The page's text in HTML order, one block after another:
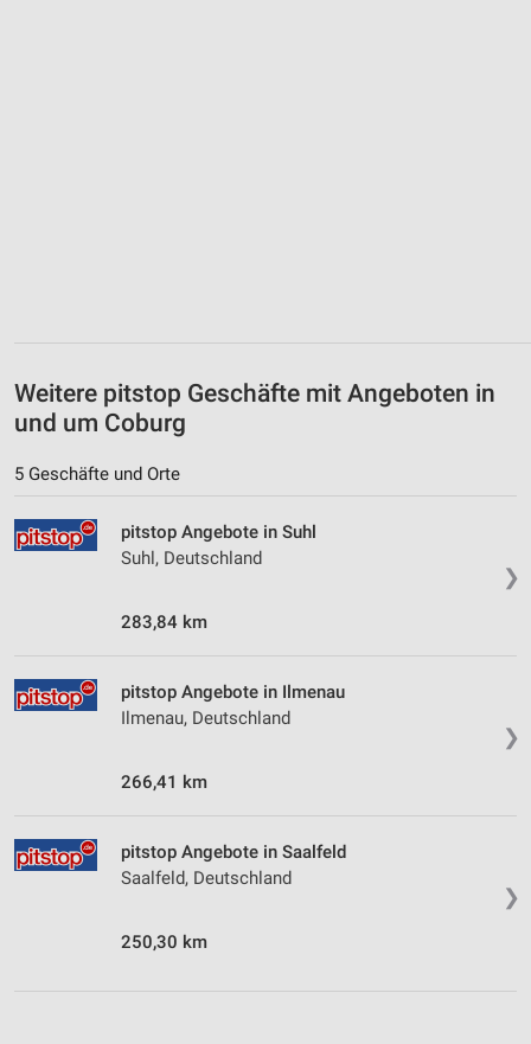
Weitere pitstop Geschäfte mit Angeboten in
und um Coburg
5 Geschäfte und Orte
❯
pitstop Angebote in Suhl
Suhl, Deutschland
283,84 km
❯
pitstop Angebote in Ilmenau
Ilmenau, Deutschland
266,41 km
❯
pitstop Angebote in Saalfeld
Saalfeld, Deutschland
250,30 km